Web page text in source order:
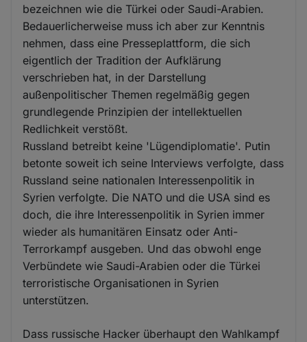
bezeichnen wie die Türkei oder Saudi-Arabien.
Bedauerlicherweise muss ich aber zur Kenntnis
nehmen, dass eine Presseplattform, die sich
eigentlich der Tradition der Aufklärung
verschrieben hat, in der Darstellung
außenpolitischer Themen regelmäßig gegen
grundlegende Prinzipien der intellektuellen
Redlichkeit verstößt.
Russland betreibt keine 'Lügendiplomatie'. Putin
betonte soweit ich seine Interviews verfolgte, dass
Russland seine nationalen Interessenpolitik in
Syrien verfolgte. Die NATO und die USA sind es
doch, die ihre Interessenpolitik in Syrien immer
wieder als humanitären Einsatz oder Anti-
Terrorkampf ausgeben. Und das obwohl enge
Verbündete wie Saudi-Arabien oder die Türkei
terroristische Organisationen in Syrien
unterstützen.
Dass russische Hacker überhaupt den Wahlkampf